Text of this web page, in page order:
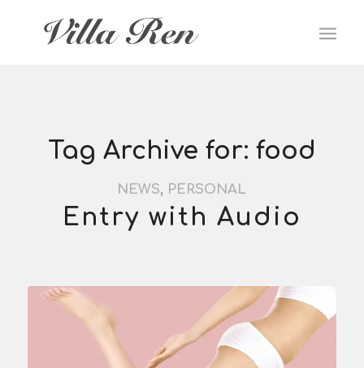
Tag Archive for: food
NEWS, PERSONAL
Entry with Audio